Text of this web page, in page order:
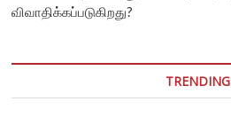
விவாதிக்கப்படுகிறது?
TRENDING